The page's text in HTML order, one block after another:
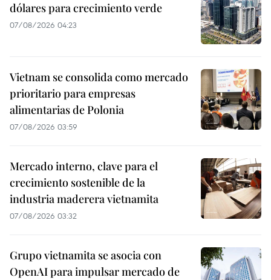
dólares para crecimiento verde
07/08/2026 04:23
Vietnam se consolida como mercado
prioritario para empresas
alimentarias de Polonia
07/08/2026 03:59
Mercado interno, clave para el
crecimiento sostenible de la
industria maderera vietnamita
07/08/2026 03:32
Grupo vietnamita se asocia con
OpenAI para impulsar mercado de